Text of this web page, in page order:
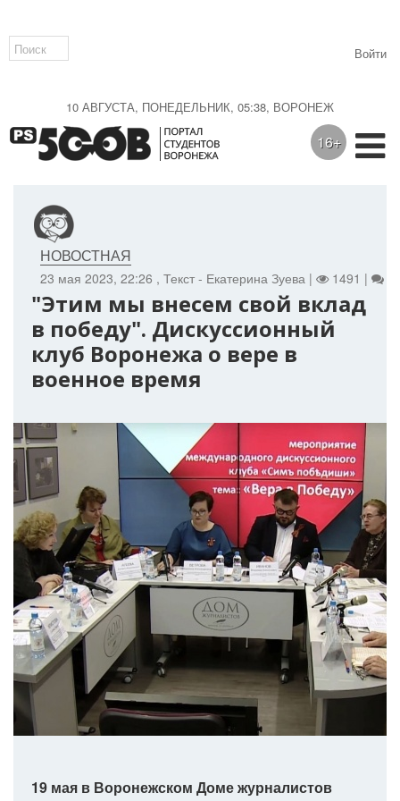
10 АВГУСТА, ПОНЕДЕЛЬНИК, 05:38, ВОРОНЕЖ
Войти
16+
23 мая 2023, 22:26 , Текст - Екатерина Зуева | 1491 |
НОВОСТНАЯ
"Этим мы внесем свой вклад
в победу". Дискуссионный
клуб Воронежа о вере в
военное время
19 мая в Воронежском Доме журналистов